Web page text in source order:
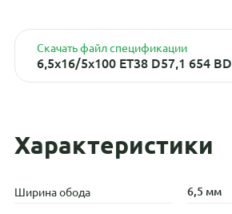
Скачать файл спецификации
6,5x16/5x100 ET38 D57,1 654 BD
Характеристики
Ширина обода 6,5 мм